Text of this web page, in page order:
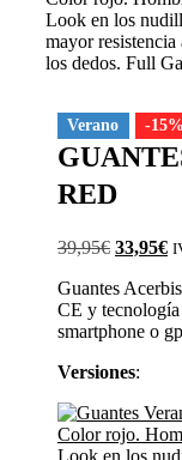
Verano -15%
RED
39,95€ El
original
era:
39,95€.
33,95€El
Guantes
CE y tecnología
smartphone o
Versiones: